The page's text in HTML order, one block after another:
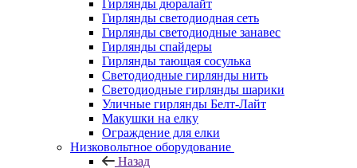
Гирлянды дюралайт
Гирлянды светодиодная сеть
Гирлянды светодиодные занавес
Гирлянды спайдеры
Гирлянды тающая сосулька
Светодиодные гирлянды нить
Светодиодные гирлянды шарики
Уличные гирлянды Белт-Лайт
Макушки на елку
Ограждение для елки
Низковольтное оборудование
Назад